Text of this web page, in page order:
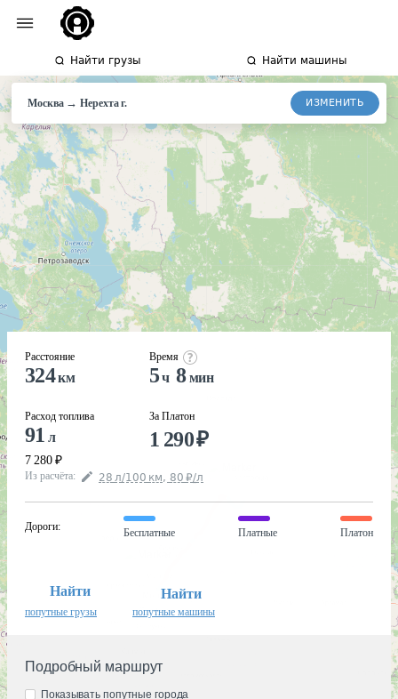
Найти грузы Найти машины
Москва→Нерехтаг. ИЗМЕНИТЬ
Расстояние
324км
Расход топлива
91 л
7 280 ₽
Время
5 ч 8мин
За Платон
1 290₽
Из расчёта: 28 л/100 км, 80 ₽/л
Дороги:
Бесплатные Платные Платон
Найти
попутные грузы
Найти
попутные машины
Подробный маршрут
Показывать попутные города